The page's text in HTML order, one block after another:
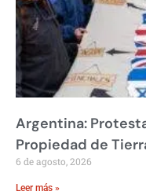
Argentina:
Propiedad de
6 de agosto, 2026
Leer más »